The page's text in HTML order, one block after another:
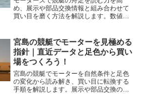
め、展示や部品交換情報と組み合わせて
買い目を磨く方法を解説します。数値の
宮島の競艇でモーターを見極める
指針｜直近データと足色から買い
場をつくろう！
宮島の競艇でモーターを自然条件と足色
の変化から読み解き、買い目に転換する
手順を解説します。展示や部品交換のサ